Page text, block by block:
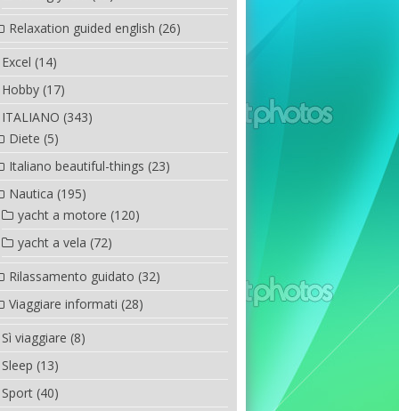
Relaxation guided english (26)
Excel (14)
Hobby (17)
ITALIANO (343)
Diete (5)
Italiano beautiful-things (23)
Nautica (195)
yacht a motore (120)
yacht a vela (72)
Rilassamento guidato (32)
Viaggiare informati (28)
Sì viaggiare (8)
Sleep (13)
Sport (40)